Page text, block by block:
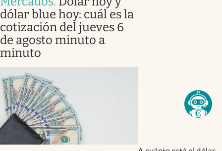
dólar blue hoy: cuál es la
cotización del jueves 6
de agosto minuto a
minuto